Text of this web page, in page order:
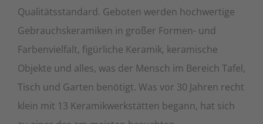
Qualitätsstandard. Geboten werden hochwertige
Gebrauchskeramiken in großer Formen- und
Farbenvielfalt, figürliche Keramik, keramische
Objekte und alles, was der Mensch im Bereich Tafel,
Tisch und Garten benötigt. Was vor 30 Jahren recht
klein mit 13 Keramikwerkstätten begann, hat sich